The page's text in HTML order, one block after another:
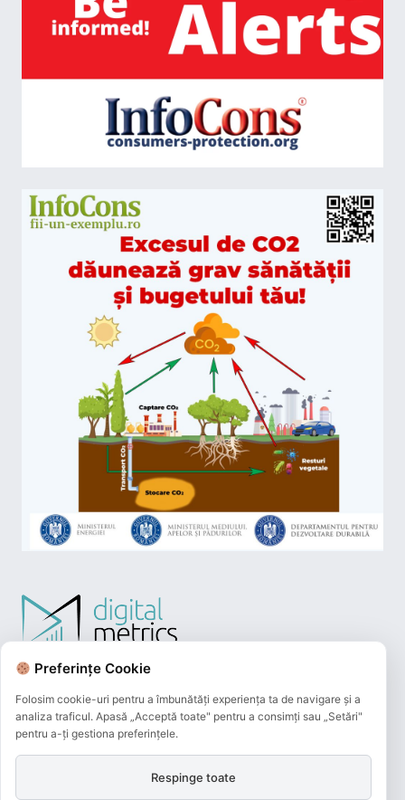
Preferințe Cookie
Folosim cookie-uri pentru a îmbunătăți experiența ta de navigare și a
analiza traficul. Apasă „Acceptă toate" pentru a consimți sau „Setări"
pentru a-ți gestiona preferințele.
Respinge toate